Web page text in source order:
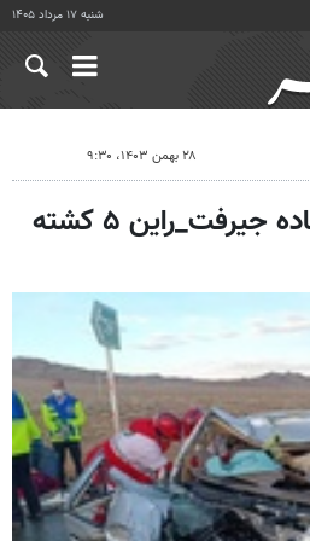
شنبه ۱۷ مرداد ۱۴۰۵
۲۸ بهمن ۱۴۰۳، ۹:۳۰
سانحه رانندگی در جاده جیرفت_راین ۵ کشته